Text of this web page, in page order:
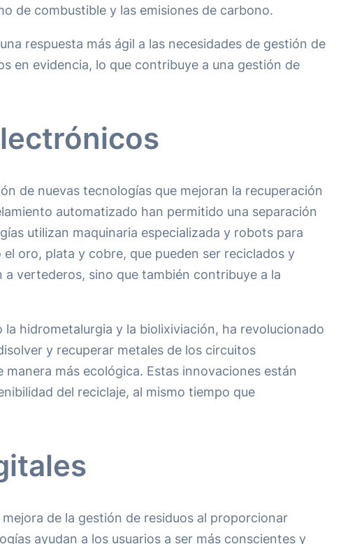
de combustible y las emisiones de carbono.
respuesta más ágil a las necesidades de gestión de
en evidencia, lo que contribuye a una gestión de
de nuevas tecnologías que mejoran la recuperación
automatizado han permitido una separación
utilizan maquinaria especializada y robots para
oro, plata y cobre, que pueden ser reciclados y
vertederos, sino que también contribuye a la
hidrometalurgia y la biolixiviación, ha revolucionado
y recuperar metales de los circuitos
más ecológica. Estas innovaciones están
del reciclaje, al mismo tiempo que
de la gestión de residuos al proporcionar
ayudan a los usuarios a ser más conscientes y